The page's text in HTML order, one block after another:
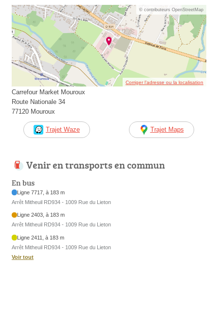
© contributeurs OpenStreetMap
Corriger l’adresse ou la localisation
Carrefour Market Mouroux
Route Nationale 34
77120 Mouroux
Trajet Waze Trajet Maps
Venir en transports en commun
En bus
Ligne 7717, à 183 m
Arrêt Mitheuil RD934 - 1009 Rue du Lieton
Ligne 2403, à 183 m
Arrêt Mitheuil RD934 - 1009 Rue du Lieton
Ligne 2411, à 183 m
Arrêt Mitheuil RD934 - 1009 Rue du Lieton
Voir tout